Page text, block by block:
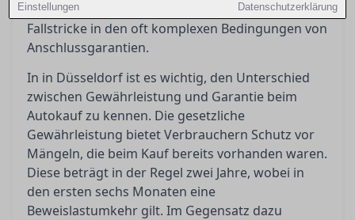
Einstellungen Datenschutzerklärung
vertraglichen Regelungen beleuchtet, sowie die
Fallstricke in den oft komplexen Bedingungen von
Anschlussgarantien.
In in Düsseldorf ist es wichtig, den Unterschied
zwischen Gewährleistung und Garantie beim
Autokauf zu kennen. Die gesetzliche
Gewährleistung bietet Verbrauchern Schutz vor
Mängeln, die beim Kauf bereits vorhanden waren.
Diese beträgt in der Regel zwei Jahre, wobei in
den ersten sechs Monaten eine
Beweislastumkehr gilt. Im Gegensatz dazu